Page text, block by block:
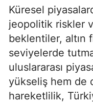
Küresel
jeopolitik riskler
beklentiler, altın
seviyelerde
uluslararası
yükseliş hem de
hareketlilik,